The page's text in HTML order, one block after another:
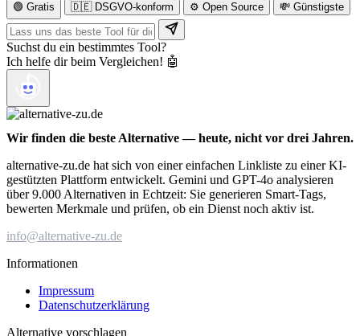
🟢 Gratis 🇩🇪 DSGVO-konform ⚙️ Open Source 💸 Günstigste
Suchst du ein bestimmtes Tool?
Ich helfe dir beim Vergleichen! 🤖
Wir finden die beste Alternative — heute, nicht vor drei Jahren.
alternative-zu.de hat sich von einer einfachen Linkliste zu einer KI-
gestützten Plattform entwickelt. Gemini und GPT-4o analysieren
über 9.000 Alternativen in Echtzeit: Sie generieren Smart-Tags,
bewerten Merkmale und prüfen, ob ein Dienst noch aktiv ist.
info@alternative-zu.de
Informationen
Impressum
Datenschutzerklärung
Alternative vorschlagen